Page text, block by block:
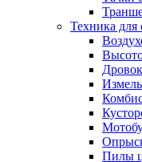
Техника для
Пилы